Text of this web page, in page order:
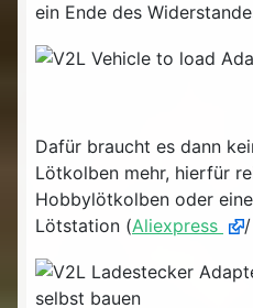
ein Ende des
Dafür braucht es dann
Lötkolben mehr, hierfür
Hobbylötkolben oder
Lötstation (Aliexpress /